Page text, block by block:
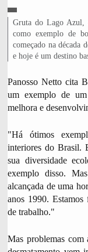
C
R
É
D
,
L
e
g
e
d
d
a
o
t
Gruta do Lago Azul,
como exemplo de
começado na década
e hoje é um destino
Panosso Netto cita
um exemplo de
melhora e
"Há ótimos
interiores do Brasil.
sua diversidade
exemplo disso.
alcançada de uma
anos 1990.
de trabalho."
Mas problemas com